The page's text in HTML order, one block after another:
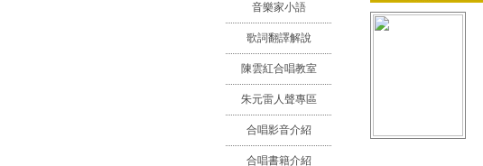
音樂家小語
歌詞翻譯解說
陳雲紅合唱教室
朱元雷人聲專區
合唱影音介紹
合唱書籍介紹